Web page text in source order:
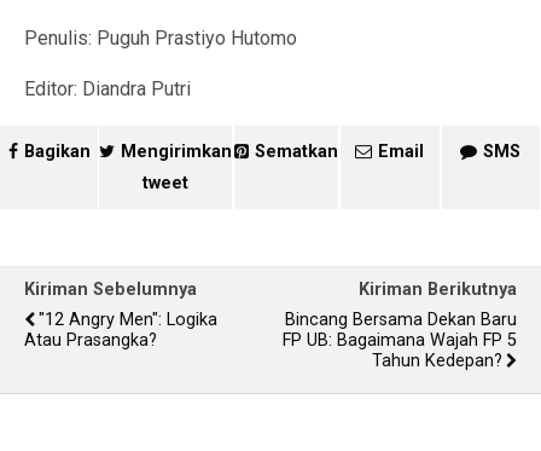
Penulis: Puguh Prastiyo Hutomo
Editor: Diandra Putri
Bagikan
Mengirimkan
tweet
Sematkan Email SMS
Kiriman Sebelumnya
"12 Angry Men": Logika
Atau Prasangka?
Kiriman Berikutnya
Bincang Bersama Dekan Baru
FP UB: Bagaimana Wajah FP 5
Tahun Kedepan?